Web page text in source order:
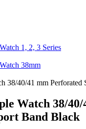
1, 2, 3 Series
38mm
38/40/41 mm Perforated
Watch 38/40/
Band Black